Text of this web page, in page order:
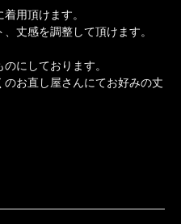
用頂けます。
丈感を調整して頂けます。
にしております。
お直し屋さんにてお好みの丈